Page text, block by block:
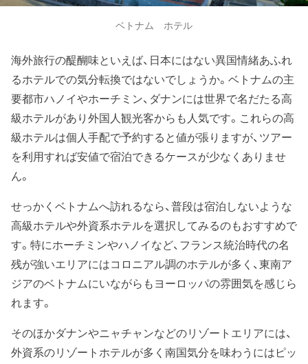
ベトナム ホテル
海外旅行の醍醐味といえば、日本にはない異国情緒あふれ
るホテルでの気分転換ではないでしょうか。ベトナムの主
要都市ハノイやホーチミン、ダナンには世界で名だたる高
級ホテルがあり外国人観光客からも人気です。これらの高
級ホテルは個人手配で予約すると値が張りますが、ツアー
を利用すれば安値で宿泊できるケースが少なくありませ
ん。
せっかくベトナムへ訪れるなら、普段は宿泊しないような
高級ホテルや外資系ホテルを選択してみるのもおすすめで
す。特にホーチミンやハノイなど、フランス統治時代の名
残が強いエリアにはコロニアル調のホテルが多く、東南ア
ジアのベトナムにいながらもヨーロッパの雰囲気を感じら
れます。
そのほかダナンやニャチャンなどのリゾートエリアには、
外資系のリゾートホテルが多く南国気分を味わうにはピッ